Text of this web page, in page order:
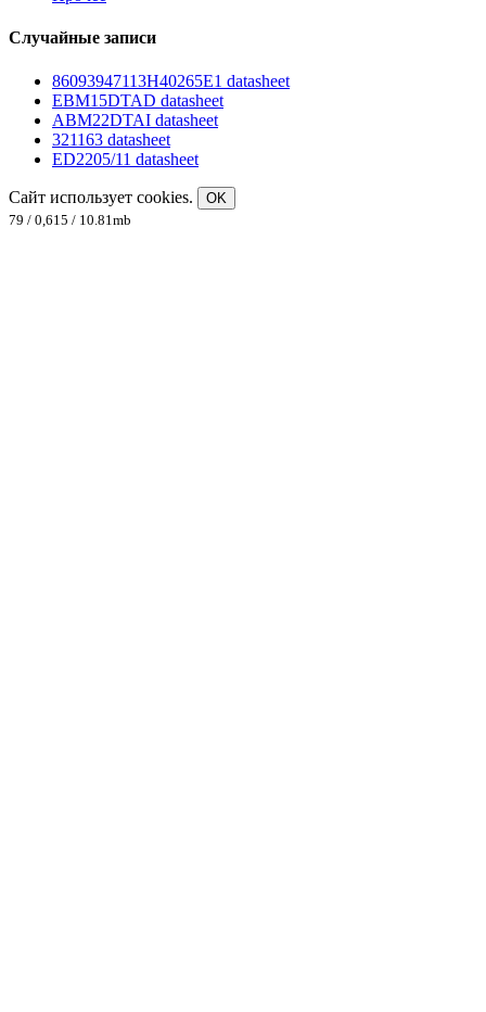
Случайные записи
86093947113H40265E1 datasheet
EBM15DTAD datasheet
ABM22DTAI datasheet
321163 datasheet
ED2205/11 datasheet
Сайт использует cookies.
OK
79 / 0,615 / 10.81mb